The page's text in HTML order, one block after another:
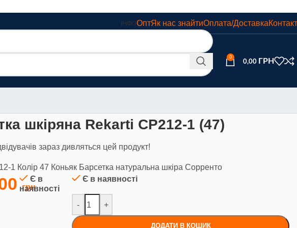
ІНФО Оплата/Доставка
Як нас знайти
Опт
0
0,00
шкіряна Rekarti СР212-1 (47)
зараз дивляться цей продукт!
1 Колір 47 Коньяк Барсетка натуральна шкіра Сорренто
Є в
наявності
Є в наявності
- +
ДОДАТИ В КОШИК